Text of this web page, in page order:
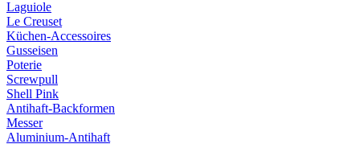
Laguiole
Le Creuset
Küchen-Accessoires
Gusseisen
Poterie
Screwpull
Shell Pink
Antihaft-Backformen
Messer
Aluminium-Antihaft